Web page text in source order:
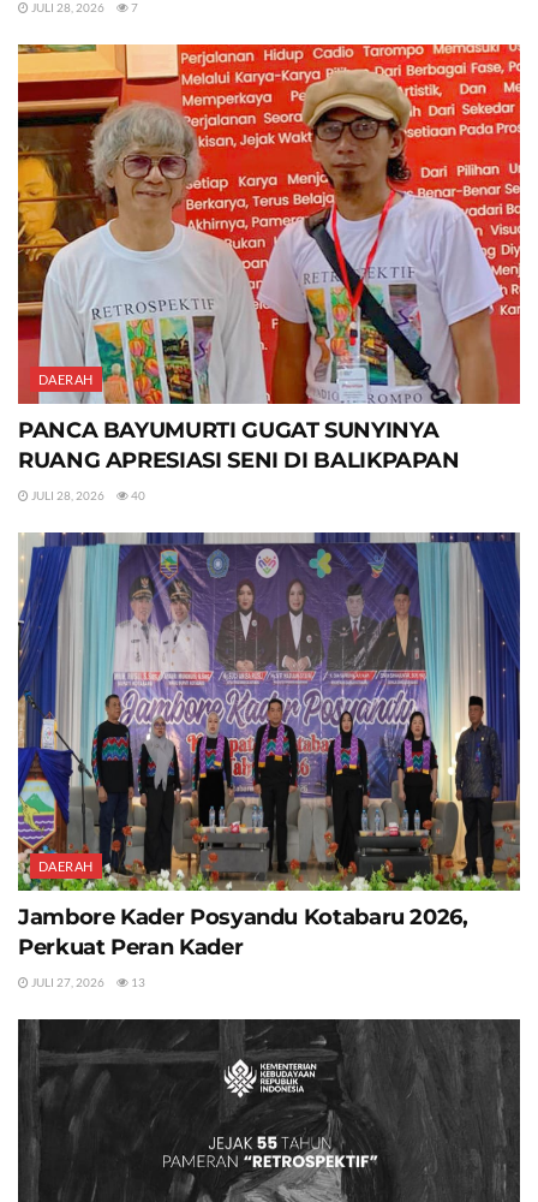
JULI 28, 2026 7
DAERAH
PANCA BAYUMURTI GUGAT SUNYINYA
RUANG APRESIASI SENI DI BALIKPAPAN
JULI 28, 2026 40
DAERAH
Jambore Kader Posyandu Kotabaru 2026,
Perkuat Peran Kader
JULI 27, 2026 13